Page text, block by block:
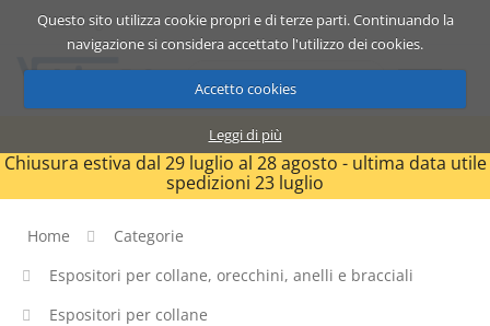
Questo sito utilizza cookie propri e di terze parti. Continuando la
navigazione si considera accettato l'utilizzo dei cookies.
Accetto cookies
Leggi di più
Catalogo Carrello ITA
Chiusura estiva dal 29 luglio al 28 agosto - ultima data utile
spedizioni 23 luglio
Home
Categorie
Espositori per collane, orecchini, anelli e bracciali
Espositori per collane